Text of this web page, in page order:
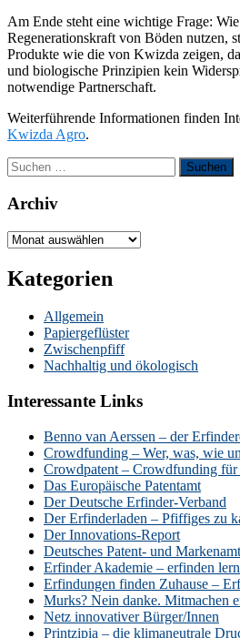
Am Ende steht eine wichtige Frage:
Regenerationskraft von Böden nutzen,
Produkte wie die von Kwizda zeigen,
und biologische Prinzipien kein
notwendige Partnerschaft.
Weiterführende Informationen finden
Kwizda Agro.
Suchen
nach:
Archiv
Archiv
Kategorien
Allgemein
Papiergeflüster
Zwischenpfiff
Nachhaltig und ökologisch
Interessante Links
Benno van Aerssen – der
Crowdfunding – Wer, was, wie
Crowdpatent – Crowdfunding für
Das Europäische Patentamt
Der Deutsche Erfinder-Verband
Der Erfinderladen – Pfiffiges zu
Der Innovations-Report
Deutsches Patent- und Markenamt
Erfinder Akademie – erfinden
Erfindungen finden Zuhause –
Murks? Nein danke. Mitmachen
Netz innovativer Bürger/Innen
Printzipia – die klimaneutrale